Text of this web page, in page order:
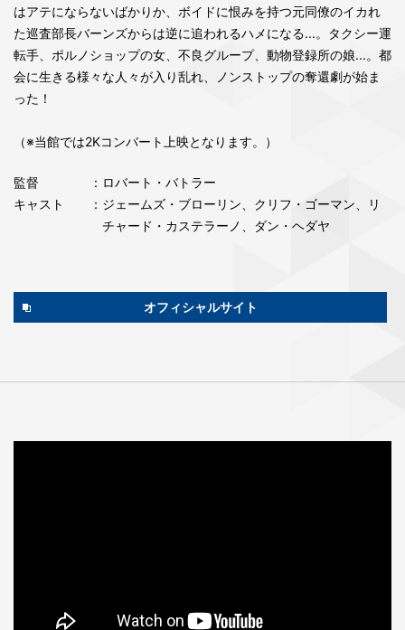
はアテにならないばかりか、ボイドに恨みを持つ元同僚のイカれ
た巡査部長バーンズからは逆に追われるハメになる...。タクシー運
転手、ポルノショップの女、不良グループ、動物登録所の娘...。都
会に生きる様々な人々が入り乱れ、ノンストップの奪還劇が始ま
った！
（※当館では2Kコンバート上映となります。）
監督
：ロバート・バトラー
キャスト
：ジェームズ・ブローリン、クリフ・ゴーマン、リ
チャード・カステラーノ、ダン・ヘダヤ
オフィシャルサイト